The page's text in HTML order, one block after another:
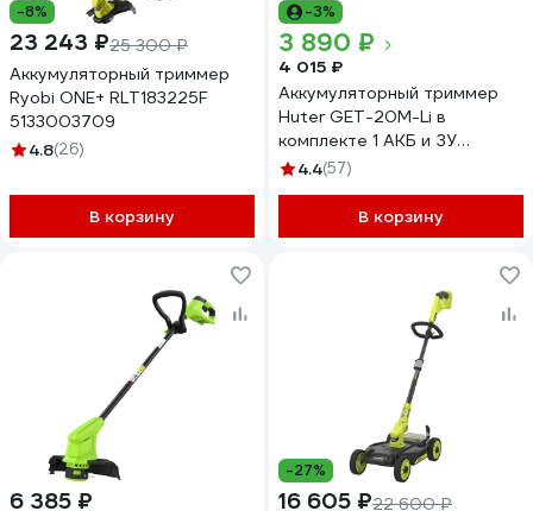
-8%
23 243 ₽25 300 ₽
Аккумуляторный триммер
Ryobi ONE+ RLT183225F
5133003709
4.8(26)
В корзину
-3%
3 890 ₽
4 015 ₽
Аккумуляторный триммер
Huter GET-20M-Li в
комплекте 1 АКБ и ЗУ
70/1/66
4.4(57)
В корзину
6 385 ₽
-27%
16 605 ₽22 600 ₽